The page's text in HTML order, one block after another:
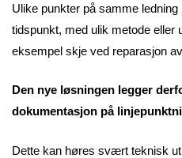
Ulike punkter på samme
tidspunkt, med ulik metode eller
eksempel skje ved reparasjon
Den nye løsningen legger
dokumentasjon på
Dette kan høres svært teknisk